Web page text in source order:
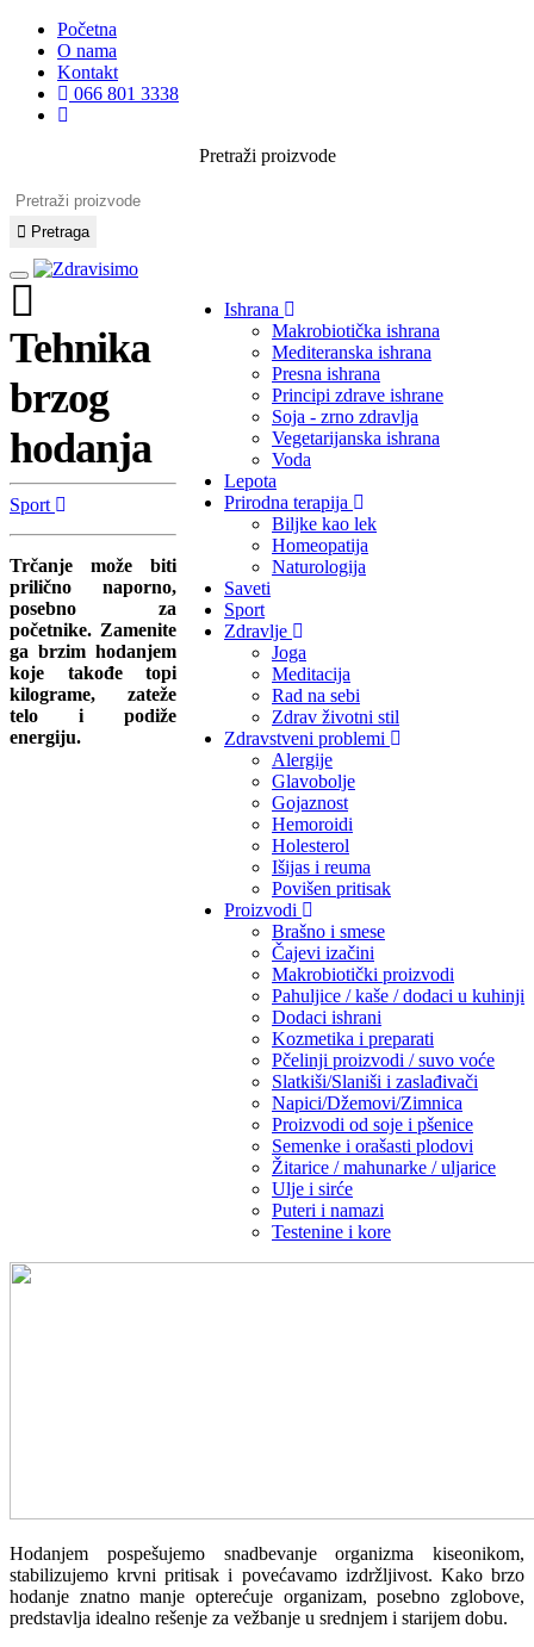
Početna
O nama
Kontakt
066 801 3338
Pretraži proizvode
Pretraga
Ishrana
Makrobiotička ishrana
Mediteranska ishrana
Presna ishrana
Principi zdrave ishrane
Soja - zrno zdravlja
Vegetarijanska ishrana
Voda
Lepota
Prirodna terapija
Biljke kao lek
Homeopatija
Naturologija
Saveti
Sport
Zdravlje
Joga
Meditacija
Rad na sebi
Zdrav životni stil
Zdravstveni problemi
Alergije
Glavobolje
Gojaznost
Hemoroidi
Holesterol
Išijas i reuma
Povišen pritisak
Proizvodi
Brašno i smese
Čajevi izačini
Makrobiotički proizvodi
Pahuljice / kaše / dodaci u kuhinji
Dodaci ishrani
Kozmetika i preparati
Pčelinji proizvodi / suvo voće
Slatkiši/Slaniši i zaslađivači
Napici/Džemovi/Zimnica
Proizvodi od soje i pšenice
Semenke i orašasti plodovi
Žitarice / mahunarke / uljarice
Ulje i sirće
Puteri i namazi
Testenine i kore
Tehnika
brzog
hodanja
Sport
Trčanje može biti
prilično naporno,
posebno za
početnike. Zamenite
ga brzim hodanjem
koje takođe topi
kilograme, zateže
telo i podiže
energiju.
Hodanjem pospešujemo snadbevanje organizma kiseonikom,
stabilizujemo krvni pritisak i povećavamo izdržljivost. Kako brzo
hodanje znatno manje opterećuje organizam, posebno zglobove,
predstavlja idealno rešenje za vežbanje u srednjem i starijem dobu.